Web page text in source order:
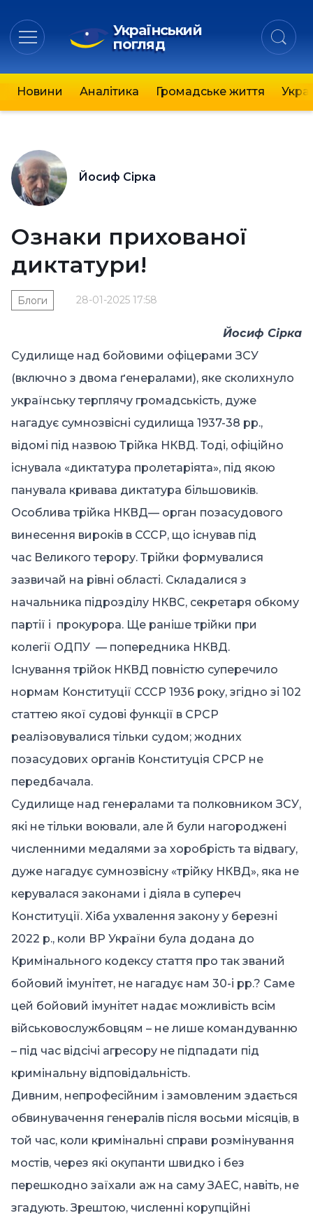
Український
погляд
Новини Аналітика Громадське життя
Йосиф Сірка
Ознаки прихованої
диктатури!
28-01-2025 17:58
Блоги
Йосиф Сірка
Судилище над бойовими офіцерами ЗСУ
(включно з двома ґенералами), яке сколихнуло
українську терплячу громадськість, дуже
нагадує сумнозвісні судилища 1937-38 рр.,
відомі під назвою Трійка НКВД. Тоді, офіційно
існувала «диктатура пролетаріята», під якою
панувала кривава диктатура більшовиків.
Особлива трійка НКВД— орган позасудового
винесення вироків в СССР, що існував під
час Великого терору. Трійки формувалися
зазвичай на рівні області. Складалися з
начальника підрозділу НКВС, секретаря обкому
партії і прокурора. Ще раніше трійки при
колегії ОДПУ — попередника НКВД.
Існування трійок НКВД повністю суперечило
нормам Конституції СССР 1936 року, згідно зі 102
статтею якої судові функції в СРСР
реалізовувалися тільки судом; жодних
позасудових органів Конституція СРСР не
передбачала.
Судилище над генералами та полковником ЗСУ,
які не тільки воювали, але й були нагороджені
численними медалями за хоробрість та відвагу,
дуже нагадує сумнозвісну «трійку НКВД», яка не
керувалася законами і діяла в супереч
Конституції. Хіба ухвалення закону у березні
2022 р., коли ВР України була додана до
Кримінального кодексу стаття про так званий
бойовий імунітет, не нагадує нам 30-і рр.? Саме
цей бойовий імунітет надає можливість всім
військовослужбовцям – не лише командуванню
– під час відсічі агресору не підпадати під
кримінальну відповідальність.
Дивним, непрофесійним і замовленим здається
обвинувачення генералів після восьми місяців, в
той час, коли кримінальні справи розмінування
мостів, через які окупанти швидко і без
перешкодно заїхали аж на саму ЗАЕС, навіть, не
згадують. Зрештою, численні корупційні